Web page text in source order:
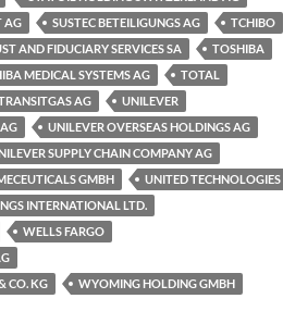
AG SUSTEC BETEILIGUNGS AG
TCHIBO
AND FIDUCIARY SERVICES SA
TOSHIBA
MEDICAL SYSTEMS AG
TOTAL
AG
UNILEVER
UNILEVER OVERSEAS HOLDINGS AG
SUPPLY CHAIN COMPANY AG
GMBH
UNITED TECHNOLOGIES
INTERNATIONAL LTD.
WELLS FARGO
CO. KG
WYOMING HOLDING GMBH